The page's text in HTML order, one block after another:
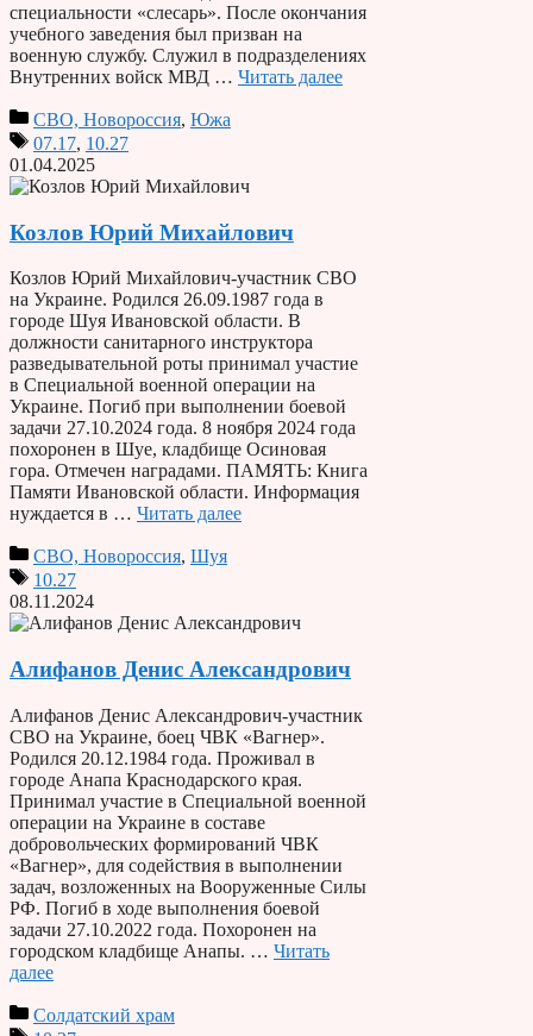
специальности «слесарь». После окончания
учебного заведения был призван на
военную службу. Служил в подразделениях
Внутренних войск МВД … Читать далее
СВО, Новороссия, Южа
07.17, 10.27
01.04.2025
Козлов Юрий Михайлович
Козлов Юрий Михайлович-участник СВО
на Украине. Родился 26.09.1987 года в
городе Шуя Ивановской области. В
должности санитарного инструктора
разведывательной роты принимал участие
в Специальной военной операции на
Украине. Погиб при выполнении боевой
задачи 27.10.2024 года. 8 ноября 2024 года
похоронен в Шуе, кладбище Осиновая
гора. Отмечен наградами. ПАМЯТЬ: Книга
Памяти Ивановской области. Информация
нуждается в … Читать далее
СВО, Новороссия, Шуя
10.27
08.11.2024
Алифанов Денис Александрович
Алифанов Денис Александрович-участник
СВО на Украине, боец ЧВК «Вагнер».
Родился 20.12.1984 года. Проживал в
городе Анапа Краснодарского края.
Принимал участие в Специальной военной
операции на Украине в составе
добровольческих формирований ЧВК
«Вагнер», для содействия в выполнении
задач, возложенных на Вооруженные Силы
РФ. Погиб в ходе выполнения боевой
задачи 27.10.2022 года. Похоронен на
городском кладбище Анапы. … Читать
далее
Солдатский храм